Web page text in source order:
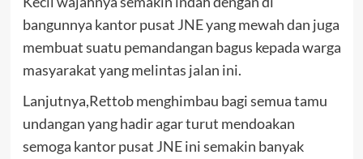
bangunnya kantor pusat JNE yang mewah dan juga
membuat suatu pemandangan bagus kepada warga
masyarakat yang melintas jalan ini.
Lanjutnya,Rettob menghimbau bagi semua tamu
undangan yang hadir agar turut mendoakan
semoga kantor pusat JNE ini semakin banyak